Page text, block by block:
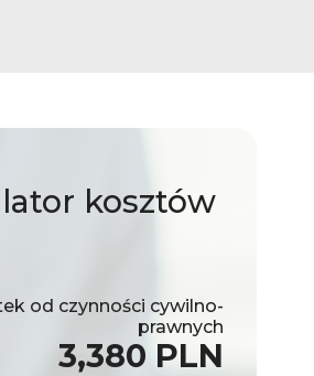
kosztów
od czynności cywilno-
prawnych
3,380 PLN